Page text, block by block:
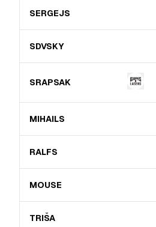
SERGEJS
SDVSKY
SRAPSAK
MIHAILS
RALFS
MOUSE
TRIŠA